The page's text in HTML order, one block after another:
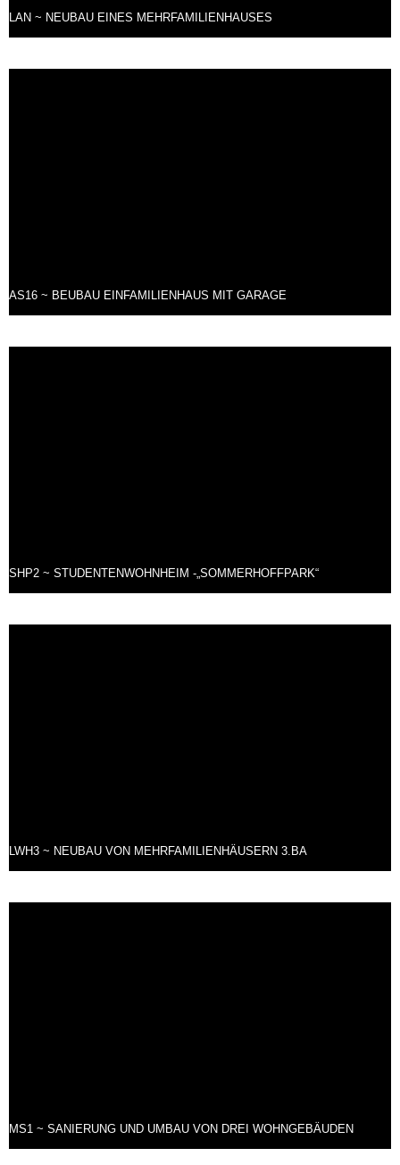
LAN ~ NEUBAU EINES MEHRFAMILIENHAUSES
AS16 ~ BEUBAU EINFAMILIENHAUS MIT GARAGE
SHP2 ~ STUDENTENWOHNHEIM -„SOMMERHOFFPARK“
LWH3 ~ NEUBAU VON MEHRFAMILIENHÄUSERN 3.BA
MS1 ~ SANIERUNG UND UMBAU VON DREI WOHNGEBÄUDEN